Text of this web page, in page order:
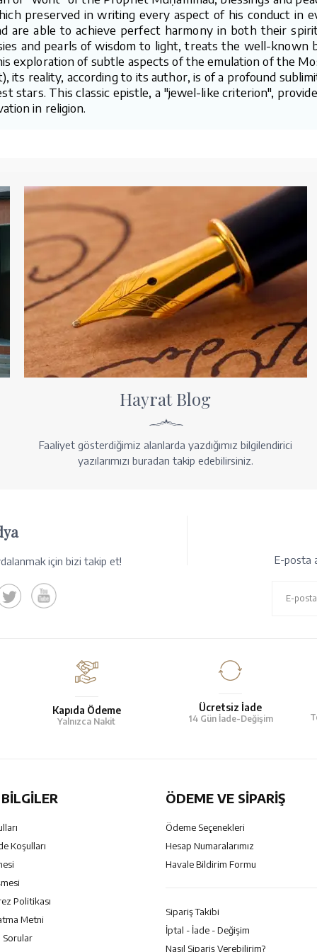
preserved in writing every aspect of his conduct in
are able to achieve perfect harmony in both their
and pearls of wisdom to light, treats the well-
exploration of subtle aspects of the emulation of the
its reality, according to its author, is of a profound
stars. This classic epistle, a "jewel-like criterion",
in religion.
Hayrat Blog
Faaliyet gösterdiğimiz alanlarda yazdığımız bilgilendirici
yazılarımızı buradan takip edebilirsiniz.
için bizi takip et! E-posta
Kapıda Ödeme
Yalnızca Nakit
Ücretsiz İade
14 Gün İade-Değişim
Koşulları
Politikası
Metni
Sorular
ÖDEME VE SİPARİŞ
Ödeme Seçenekleri
Hesap Numaralarımız
Havale Bildirim Formu
Sipariş Takibi
İptal - İade - Değişim
Nasıl Sipariş Verebilirim?